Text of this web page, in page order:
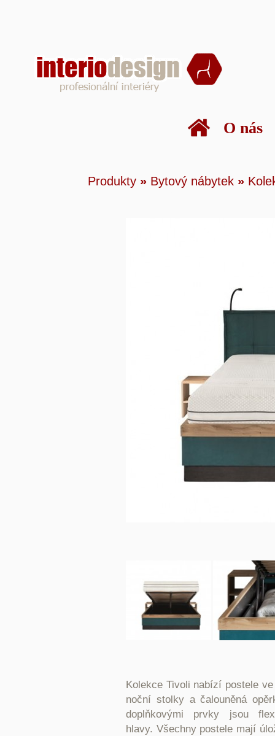
O nás
Produkty » Bytový nábytek »
Produkty » Bytový
Kolekce Tivoli nabízí postele
noční stolky a čalouněná
doplňkovými prvky jsou
hlavy. Všechny postele mají